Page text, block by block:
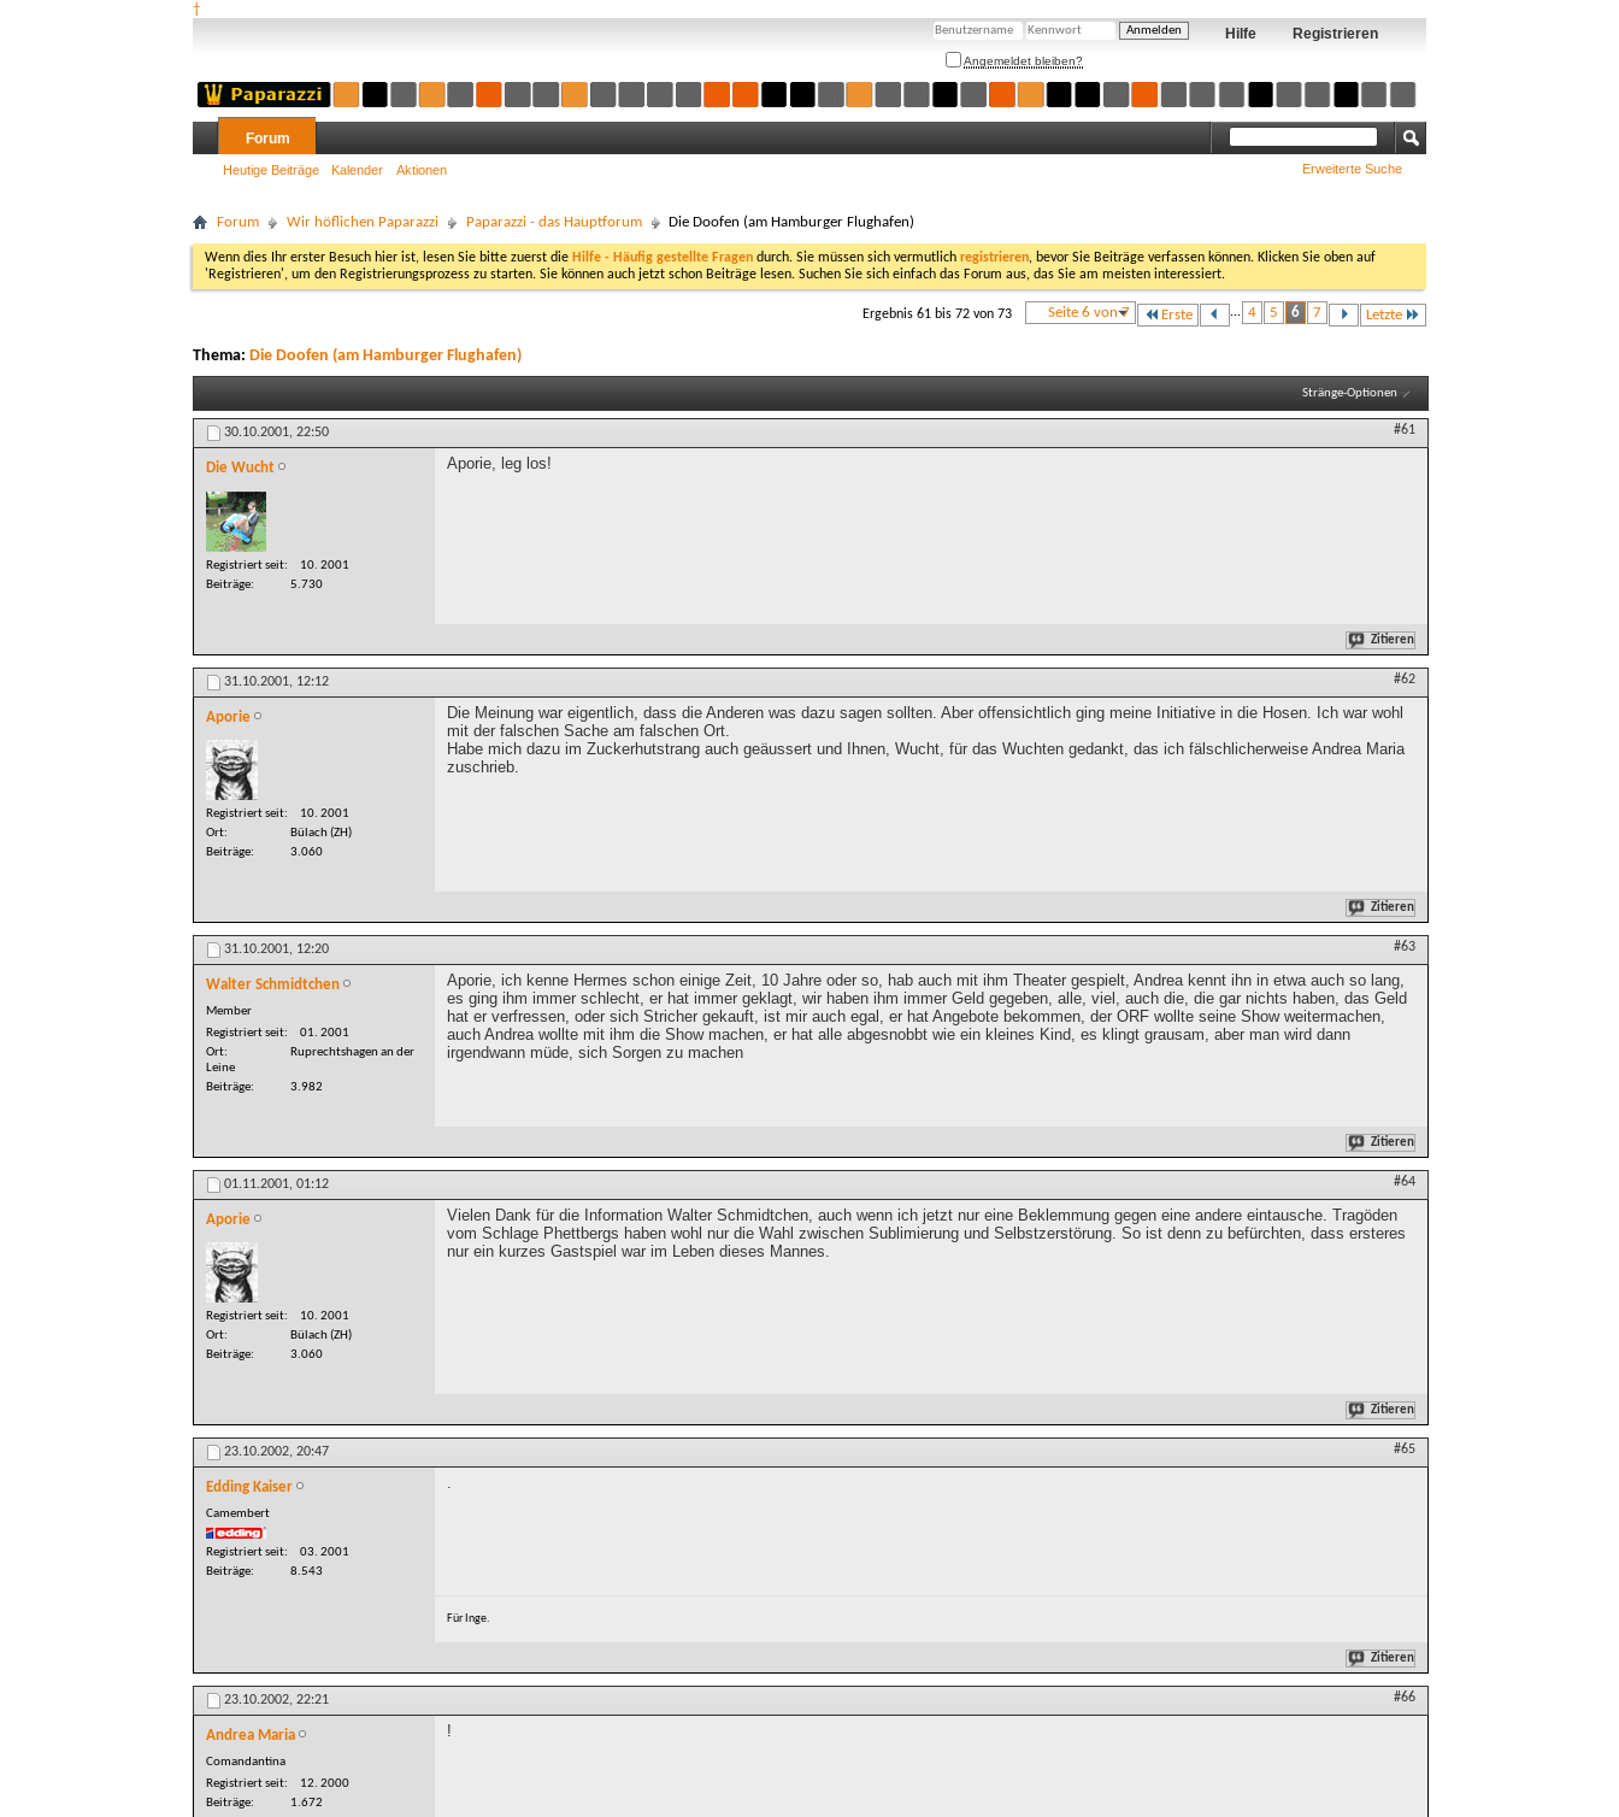
†
Registrieren
Hilfe
Angemeldet bleiben?
Forum
Heutige Beiträge Kalender Aktionen Erweiterte Suche
Forum Wir höflichen Paparazzi Paparazzi - das Hauptforum Die Doofen (am Hamburger Flughafen)
Wenn dies Ihr erster Besuch hier ist, lesen Sie bitte zuerst die Hilfe - Häufig gestellte Fragen durch. Sie müssen sich vermutlich registrieren, bevor Sie Beiträge verfassen können. Klicken Sie oben auf
'Registrieren', um den Registrierungsprozess zu starten. Sie können auch jetzt schon Beiträge lesen. Suchen Sie sich einfach das Forum aus, das Sie am meisten interessiert.
Seite 6 von 7 Erste ... 4 5 6 7 Letzte
Ergebnis 61 bis 72 von 73
Thema: Die Doofen (am Hamburger Flughafen)
Stränge-Optionen
30.10.2001, 22:50 #61
Die Wucht
Registriert seit
10. 2001
Beiträge
5.730
Aporie, leg los!
Zitieren
31.10.2001, 12:12 #62
Aporie
Registriert seit
10. 2001
Ort
Bülach (ZH)
Beiträge
3.060
Die Meinung war eigentlich, dass die Anderen was dazu sagen sollten. Aber offensichtlich ging meine Initiative in die Hosen. Ich war wohl
mit der falschen Sache am falschen Ort.
Habe mich dazu im Zuckerhutstrang auch geäussert und Ihnen, Wucht, für das Wuchten gedankt, das ich fälschlicherweise Andrea Maria
zuschrieb.
Zitieren
31.10.2001, 12:20 #63
Walter Schmidtchen
Member
Registriert seit
01. 2001
Ort
Ruprechtshagen an der
Leine
Beiträge
3.982
Aporie, ich kenne Hermes schon einige Zeit, 10 Jahre oder so, hab auch mit ihm Theater gespielt, Andrea kennt ihn in etwa auch so lang,
es ging ihm immer schlecht, er hat immer geklagt, wir haben ihm immer Geld gegeben, alle, viel, auch die, die gar nichts haben, das Geld
hat er verfressen, oder sich Stricher gekauft, ist mir auch egal, er hat Angebote bekommen, der ORF wollte seine Show weitermachen,
auch Andrea wollte mit ihm die Show machen, er hat alle abgesnobbt wie ein kleines Kind, es klingt grausam, aber man wird dann
irgendwann müde, sich Sorgen zu machen
Zitieren
01.11.2001, 01:12 #64
Aporie
Registriert seit
10. 2001
Ort
Bülach (ZH)
Beiträge
3.060
Vielen Dank für die Information Walter Schmidtchen, auch wenn ich jetzt nur eine Beklemmung gegen eine andere eintausche. Tragöden
vom Schlage Phettbergs haben wohl nur die Wahl zwischen Sublimierung und Selbstzerstörung. So ist denn zu befürchten, dass ersteres
nur ein kurzes Gastspiel war im Leben dieses Mannes.
Zitieren
23.10.2002, 20:47 #65
Edding Kaiser
Camembert
Registriert seit
03. 2001
Beiträge
8.543
.
Für Inge.
Zitieren
23.10.2002, 22:21 #66
Andrea Maria
Comandantina
Registriert seit
12. 2000
Beiträge
1.672
!